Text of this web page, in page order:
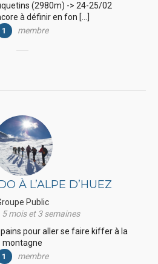
(2980m) -> 24-25/02
à définir en fon […]
1 membre
À L’ALPE D’HUEZ
Public
mois et 3 semaines
pour aller se faire kiffer à la
montagne
1 membre